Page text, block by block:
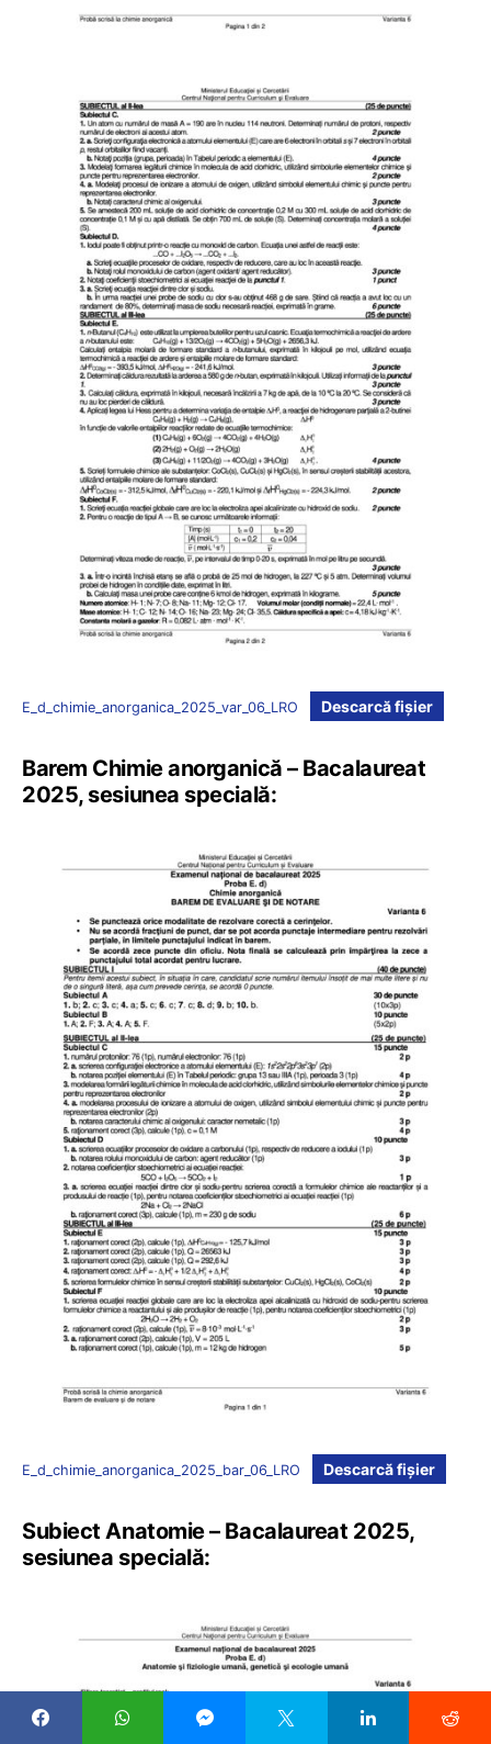
E_d_chimie_anorganica_2025_var_06_LRO Descarcă fișier
Barem Chimie anorganică – Bacalaureat
2025, sesiunea specială:
E_d_chimie_anorganica_2025_bar_06_LRO Descarcă fișier
Subiect Anatomie – Bacalaureat 2025,
sesiunea specială: